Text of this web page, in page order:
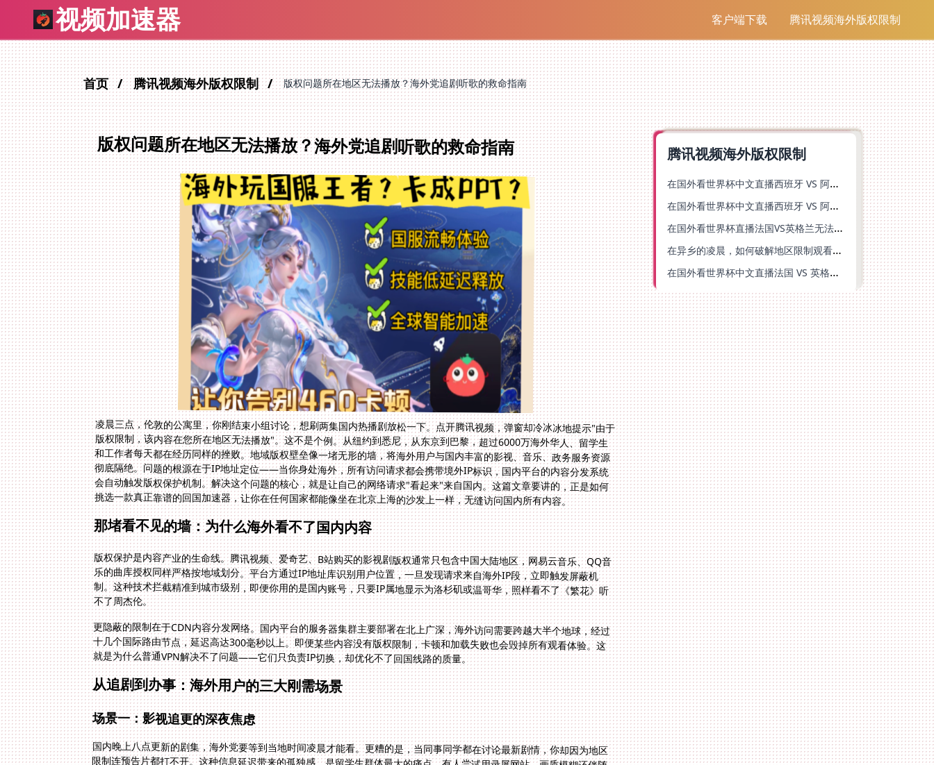
视频加速器 客户端下载 腾讯视频海外版权限制
首页 腾讯视频海外版权限制 版权问题所在地区无法播放？海外党追剧听歌的救命指南
版权问题所在地区无法播放？海外党追剧听歌的救命指南
凌晨三点，伦敦的公寓里，你刚结束小组讨论，想刷两集国内热播剧放松一下。点开腾讯视频，弹窗却冷冰冰地提示"由于
版权限制，该内容在您所在地区无法播放"。这不是个例。从纽约到悉尼，从东京到巴黎，超过6000万海外华人、留学生
和工作者每天都在经历同样的挫败。地域版权壁垒像一堵无形的墙，将海外用户与国内丰富的影视、音乐、政务服务资源
彻底隔绝。问题的根源在于IP地址定位——当你身处海外，所有访问请求都会携带境外IP标识，国内平台的内容分发系统
会自动触发版权保护机制。解决这个问题的核心，就是让自己的网络请求"看起来"来自国内。这篇文章要讲的，正是如何
挑选一款真正靠谱的回国加速器，让你在任何国家都能像坐在北京上海的沙发上一样，无缝访问国内所有内容。
那堵看不见的墙：为什么海外看不了国内内容
版权保护是内容产业的生命线。腾讯视频、爱奇艺、B站购买的影视剧版权通常只包含中国大陆地区，网易云音乐、QQ音
乐的曲库授权同样严格按地域划分。平台方通过IP地址库识别用户位置，一旦发现请求来自海外IP段，立即触发屏蔽机
制。这种技术拦截精准到城市级别，即便你用的是国内账号，只要IP属地显示为洛杉矶或温哥华，照样看不了《繁花》听
不了周杰伦。
更隐蔽的限制在于CDN内容分发网络。国内平台的服务器集群主要部署在北上广深，海外访问需要跨越大半个地球，经过
十几个国际路由节点，延迟高达300毫秒以上。即便某些内容没有版权限制，卡顿和加载失败也会毁掉所有观看体验。这
就是为什么普通VPN解决不了问题——它们只负责IP切换，却优化不了回国线路的质量。
从追剧到办事：海外用户的三大刚需场景
场景一：影视追更的深夜焦虑
国内晚上八点更新的剧集，海外党要等到当地时间凌晨才能看。更糟的是，当同事同学都在讨论最新剧情，你却因为地区
限制连预告片都打不开。这种信息延迟带来的孤独感，是留学生群体最大的痛点。有人尝试用录屏网站，画质模糊还伴随
盗链风险；有人让国内亲友录屏传输，费时费力根本追不上进度。真正的解决方案需要满足两个条件：稳定解锁版权限
腾讯视频海外版权限制
在国外看世界杯中文直播西班牙 VS 阿根廷无法播放？你的解药在这里
在国外看世界杯中文直播西班牙 VS 阿根廷仅限中国大陆？别急，终极解决方案在这里
在国外看世界杯直播法国VS英格兰无法播放？这份中文解说观赛指南帮你解决
在异乡的凌晨，如何破解地区限制观看世界杯西班牙 VS 阿根廷？
在国外看世界杯中文直播法国 VS 英格兰当前IP受限制？这篇指南帮你解决所有问题